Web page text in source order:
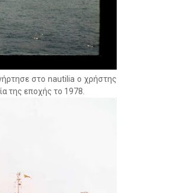
στο nautilia ο χρήστης
της εποχής το 1978.